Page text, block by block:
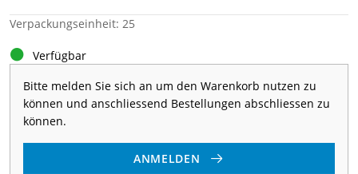
Verpackungseinheit: 25
Verfügbar
Bitte melden Sie sich an um den Warenkorb nutzen zu
können und anschliessend Bestellungen abschliessen zu
können.
ANMELDEN